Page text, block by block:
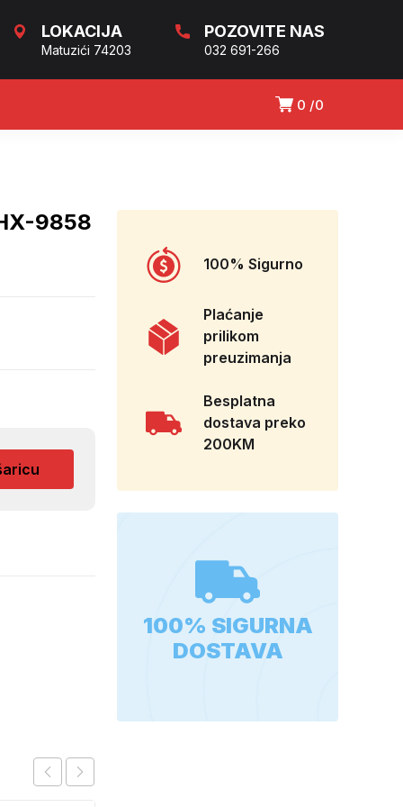
LOKACIJA
Matuzići 74203
POZOVITE NAS
032 691-266
0 0
9858
100% Sigurno
Plaćanje
prilikom
preuzimanja
Besplatna
dostava preko
200KM
100% SIGURNA
DOSTAVA